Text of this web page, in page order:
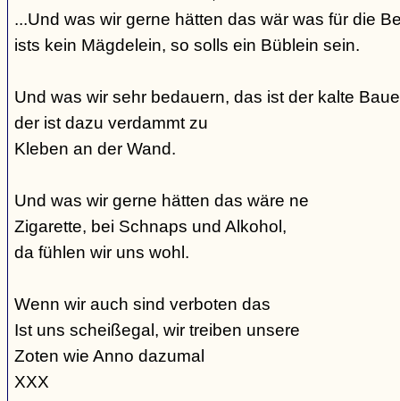
...Und was wir gerne hätten das wär was für die
ists kein Mägdelein, so solls ein Büblein sein.
Und was wir sehr bedauern, das ist der kalte
der ist dazu verdammt zu
Kleben an der Wand.
Und was wir gerne hätten das wäre ne
Zigarette, bei Schnaps und Alkohol,
da fühlen wir uns wohl.
Wenn wir auch sind verboten das
Ist uns scheißegal, wir treiben unsere
Zoten wie Anno dazumal
XXX